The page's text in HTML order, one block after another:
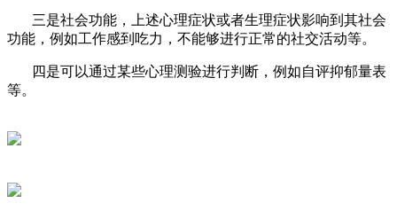
三是社会功能，上述心理症状或者生理症状影响到其社会
功能，例如工作感到吃力，不能够进行正常的社交活动等。
四是可以通过某些心理测验进行判断，例如自评抑郁量表
等。